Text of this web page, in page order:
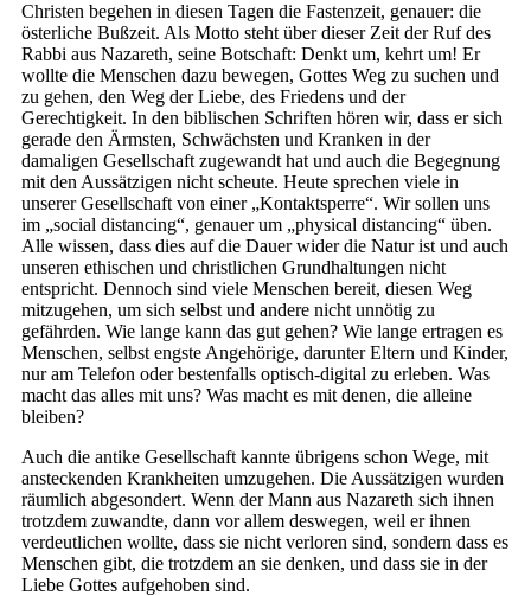
Christen begehen in diesen Tagen die Fastenzeit, genauer: die
österliche Bußzeit. Als Motto steht über dieser Zeit der Ruf des
Rabbi aus Nazareth, seine Botschaft: Denkt um, kehrt um! Er
wollte die Menschen dazu bewegen, Gottes Weg zu suchen und
zu gehen, den Weg der Liebe, des Friedens und der
Gerechtigkeit. In den biblischen Schriften hören wir, dass er sich
gerade den Ärmsten, Schwächsten und Kranken in der
damaligen Gesellschaft zugewandt hat und auch die Begegnung
mit den Aussätzigen nicht scheute. Heute sprechen viele in
unserer Gesellschaft von einer „Kontaktsperre“. Wir sollen uns
im „social distancing“, genauer um „physical distancing“ üben.
Alle wissen, dass dies auf die Dauer wider die Natur ist und auch
unseren ethischen und christlichen Grundhaltungen nicht
entspricht. Dennoch sind viele Menschen bereit, diesen Weg
mitzugehen, um sich selbst und andere nicht unnötig zu
gefährden. Wie lange kann das gut gehen? Wie lange ertragen es
Menschen, selbst engste Angehörige, darunter Eltern und Kinder,
nur am Telefon oder bestenfalls optisch-digital zu erleben. Was
macht das alles mit uns? Was macht es mit denen, die alleine
bleiben?
Auch die antike Gesellschaft kannte übrigens schon Wege, mit
ansteckenden Krankheiten umzugehen. Die Aussätzigen wurden
räumlich abgesondert. Wenn der Mann aus Nazareth sich ihnen
trotzdem zuwandte, dann vor allem deswegen, weil er ihnen
verdeutlichen wollte, dass sie nicht verloren sind, sondern dass es
Menschen gibt, die trotzdem an sie denken, und dass sie in der
Liebe Gottes aufgehoben sind.